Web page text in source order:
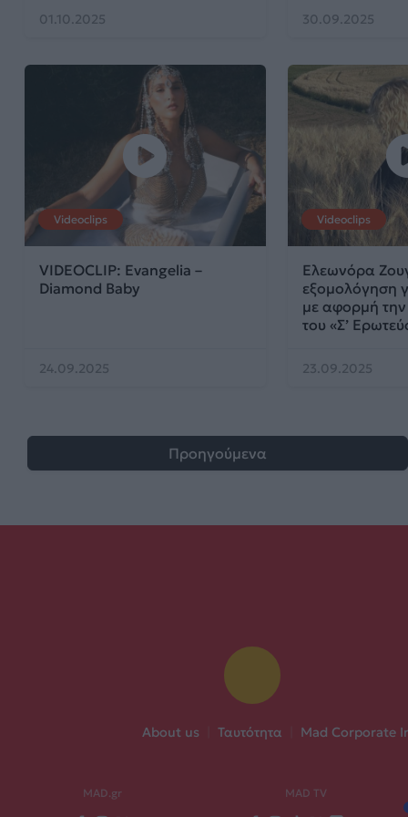
01.10.2025 30.09.2025
Videoclips
VIDEOCLIP: Evangelia –
Diamond Baby
24.09.2025
Videoclips
Ελεωνόρα
εξομολόγηση
με αφορμή
του «Σ’
23.09.2025
Προηγούμενα
About us Ταυτότητα Mad Corporate
MAD.gr MAD TV